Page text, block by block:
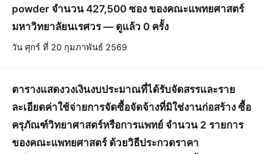
powder จำนวน 427,500 ซอง ของคณะแพทยศาสตร์
มหาวิทยาลัยนเรศวร — ดูแล้ว 0 ครั้ง
วัน ศุกร์ ที่ 20 กุมภาพันธ์ 2569
ตารางแสดงวงเงินงบประมาณที่ได้รับจัดสรรและราย
ละเอียดค่าใช้จ่ายการจัดซื้อจัดจ้างที่มิใช่งานก่อสร้าง ซื้อ
ครุภัณฑ์วิทยาศาสตร์หรือการแพทย์ จำนวน 2 รายการ
ของคณะแพทยศาสตร์ ด้วยวิธีประกวดราคา